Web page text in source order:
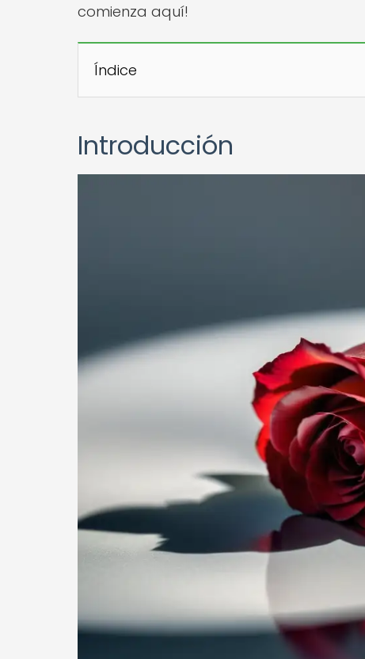
comienza aquí!
Índice
Introducción